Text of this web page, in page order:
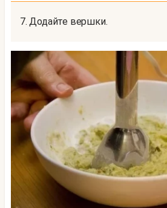
7. Додайте вершки.